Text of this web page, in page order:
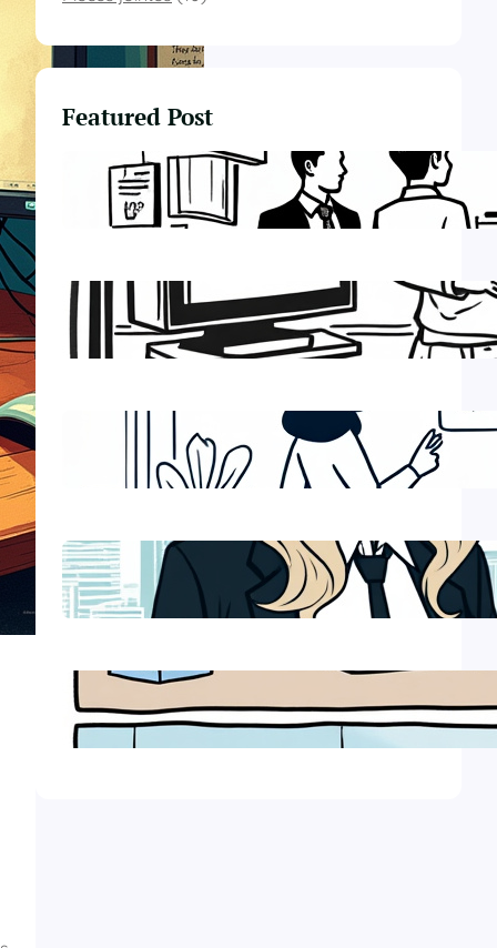
Featured Post
Impôt sur la Fortune
Immobilière (IFI) : obligations
déclaratives
Respect des normes comptables
IFRS (pour entités cotées)
Logiciels de paie en ligne
Fusion et acquisition : aspects
juridiques
exonérations fiscales